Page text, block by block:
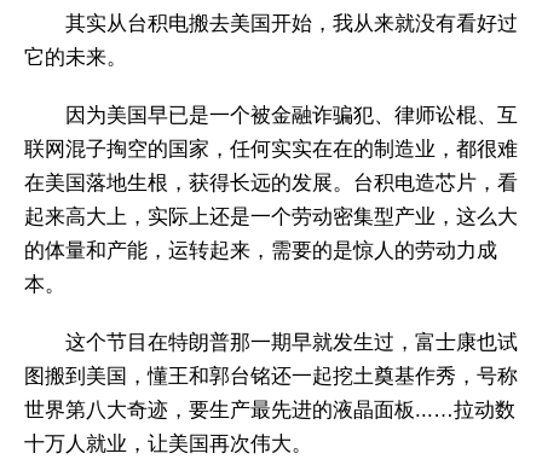
其实从台积电搬去美国开始，我从来就没有看好过
它的未来。
因为美国早已是一个被金融诈骗犯、律师讼棍、互
联网混子掏空的国家，任何实实在在的制造业，都很难
在美国落地生根，获得长远的发展。台积电造芯片，看
起来高大上，实际上还是一个劳动密集型产业，这么大
的体量和产能，运转起来，需要的是惊人的劳动力成
本。
这个节目在特朗普那一期早就发生过，富士康也试
图搬到美国，懂王和郭台铭还一起挖土奠基作秀，号称
世界第八大奇迹，要生产最先进的液晶面板...…拉动数
十万人就业，让美国再次伟大。